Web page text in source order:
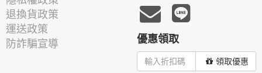
退換貨政策
運送政策
防詐騙宣導
優惠領取
領取優惠